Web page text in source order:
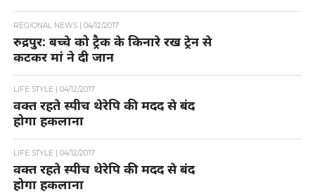
REGIONAL NEWS | 04/12/2017
रुद्रपुर: बच्चे को ट्रैक के किनारे रख ट्रेन से
कटकर मां ने दी जान
LIFE STYLE | 04/12/2017
वक्त रहते स्पीच थेरेपि की मदद से बंद
होगा हकलाना
LIFE STYLE | 04/12/2017
वक्त रहते स्पीच थेरेपि की मदद से बंद
होगा हकलाना